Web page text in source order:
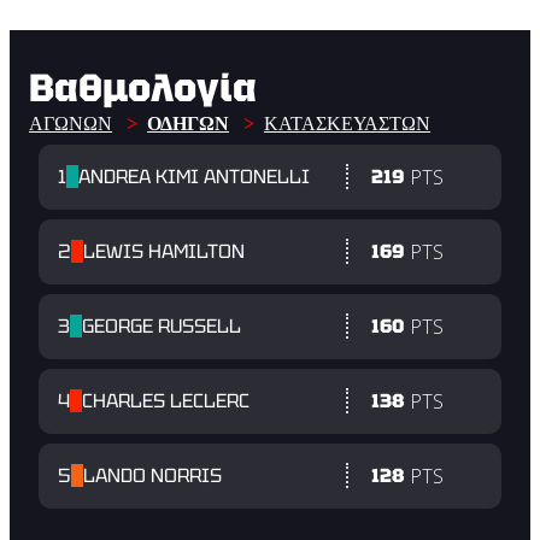
Βαθμολογία
ΑΓΏΝΩΝ ΟΔΗΓΏΝ ΚΑΤΑΣΚΕΥΑΣΤΏΝ
1 ANDREA KIMI ANTONELLI 219 PTS
2 LEWIS HAMILTON 169 PTS
3 GEORGE RUSSELL 160 PTS
4 CHARLES LECLERC 138 PTS
5 LANDO NORRIS 128 PTS